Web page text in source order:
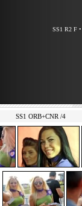
SS1 R2 F•
SS1 ORB+CNR /4